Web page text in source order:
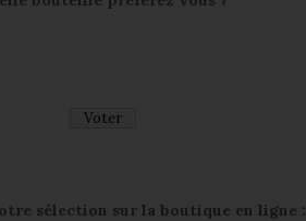
sélection sur la boutique en ligne :